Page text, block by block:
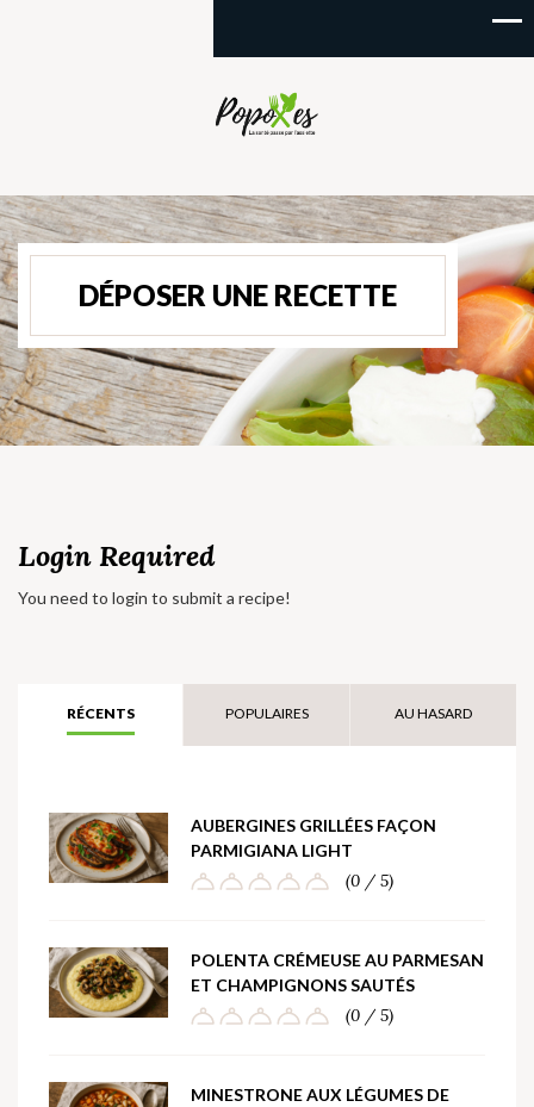
DÉPOSER UNE RECETTE
Login Required
You need to login to submit a recipe!
RÉCENTS POPULAIRES AU HASARD
AUBERGINES GRILLÉES FAÇON
PARMIGIANA LIGHT
(0 / 5)
POLENTA CRÉMEUSE AU PARMESAN
ET CHAMPIGNONS SAUTÉS
(0 / 5)
MINESTRONE AUX LÉGUMES DE